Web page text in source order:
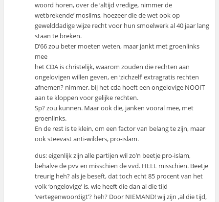
woord horen, over de ‘altijd vredige, nimmer de
wetbrekende’ moslims, hoezeer die de wet ook op
gewelddadige wijze recht voor hun smoelwerk al 40 jaar lang
staan te breken.
D’66 zou beter moeten weten, maar jankt met groenlinks
mee
het CDA is christelijk, waarom zouden die rechten aan
ongelovigen willen geven, en ‘zichzelf’ extragratis rechten
afnemen? nimmer. bij het cda hoeft een ongelovige NOOIT
aan te kloppen voor gelijke rechten.
Sp? zou kunnen. Maar ook die, janken vooral mee, met
groenlinks.
En de rest is te klein, om een factor van belang te zijn, maar
ook steevast anti-wilders, pro-islam.
dus: eigenlijk zijn alle partijen wil zo’n beetje pro-islam,
behalve de pvv en misschien de vvd. HEEL misschien. Beetje
treurig heh? als je beseft, dat toch echt 85 procent van het
volk ‘ongelovige’ is, wie heeft die dan al die tijd
‘vertegenwoordigt’? heh? Door NIEMAND! wij zijn ,al die tijd,